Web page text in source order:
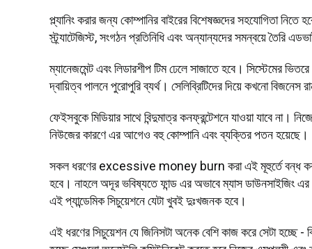
প্ল্যানিং করার জন্য কোম্পানির বাইরের বিশেষজ্ঞদের সহযোগিতা
স্ট্র্যাটেজিস্ট, সংগঠন প্রতিনিধি এবং অন্যান্যদের সমন্বয়ে তৈরি
ম্যানেজমেন্ট এবং লিডারশীপ টিম ঢেলে সাজাতে হবে। সিস্টেমের
দ্বায়িত্ব পালনে পুরোপুরি ব্যর্থ। সেলিব্রিটিদের দিয়ে কখনো
ফেইসবুকে মিডিয়ার সাথে বিন্দুমাত্র কনফ্রন্টেশনে যাওয়া যাবে না।
নিউজের কারণে এর আগেও বহু কোম্পানি এবং ব্যক্তির পতন হয়েছে।
সকল ধরণের excessive money burn করা এই মূহুর্তে বন্ধ করতে
হবে। নাহলে অদূর ভবিষ্যতে ফান্ড এর অভাবে ম্যাস ডাউনসাইজিং
এই প্যান্ডেমিক সিচুয়েশনে যেটা খুবই দুঃখজনক হবে।
এই ধরণের সিচুয়েশন যে জিনিসটা অনেক বেশি কাজ করে সেটা হচ্ছে -